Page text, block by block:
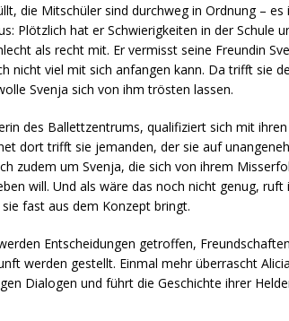
die Mitschüler sind durchweg in Ordnung –
Plötzlich hat er Schwierigkeiten in der Schule
als recht mit. Er vermisst seine Freundin
nicht viel mit sich anfangen kann. Da trifft sie
Svenja sich von ihm trösten lassen.
des Ballettzentrums, qualifiziert sich mit
dort trifft sie jemanden, der sie auf
zudem um Svenja, die sich von ihrem
will. Und als wäre das noch nicht genug, ruft
fast aus dem Konzept bringt.
Entscheidungen getroffen,
werden gestellt. Einmal mehr überrascht
Dialogen und führt die Geschichte ihrer